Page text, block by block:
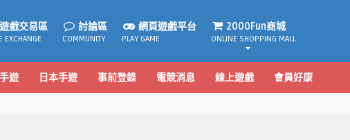
戲交易區
EXCHANGE
討論區
COMMUNITY
網頁遊戲平台
PLAY GAME
2000Fun商城
ONLINE SHOPPING MALL
遊 日本手遊 事前登錄 電競消息 線上遊戲 會員好康